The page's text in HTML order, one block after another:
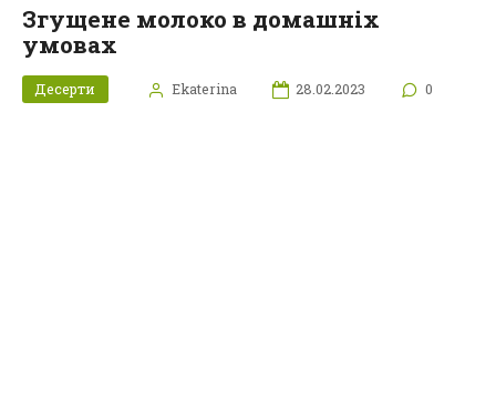
Згущене молоко в домашніх
умовах
Десерти Ekaterina 28.02.2023 0